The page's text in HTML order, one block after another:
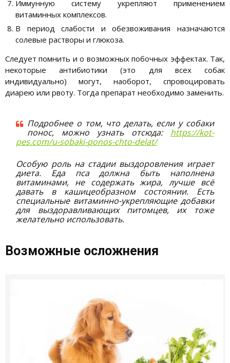
Иммунную систему укрепляют применением
витаминных комплексов.
В период слабости и обезвоживания назначаются
солевые растворы и глюкоза.
Следует помнить и о возможных побочных эффектах. Так,
некоторые антибиотики (это для всех собак
индивидуально) могут, наоборот, спровоцировать
диарею или рвоту. Тогда препарат необходимо заменить.
Подробнее о том, что делать, если у собаки
понос, можно узнать отсюда: https://kot-
pes.com/u-sobaki-ponos-chto-delat/
Особую роль на стадии выздоровления играет
диета. Еда пса должна быть наполнена
витаминами, не содержать жира, лучше всё
давать в кашицеобразном состоянии. Есть
специальные витаминно-укрепляющие добавки
для выздоравливающих питомцев, их тоже
желательно использовать.
Возможные осложнения